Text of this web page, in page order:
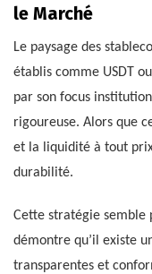
le Marché
Le paysage des
établis comme USDT
par son focus
rigoureuse. Alors que
et la liquidité à tout
durabilité.
Cette stratégie semble
démontre qu’il existe
transparentes et